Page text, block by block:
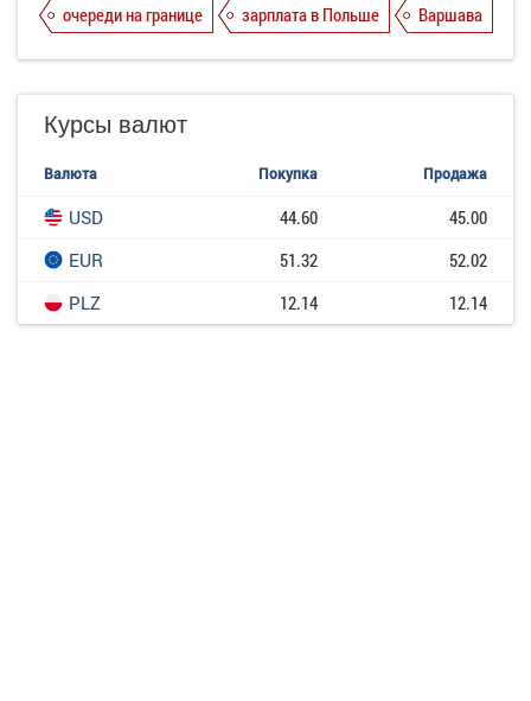
очереди на границе
зарплата в Польше Варшава
Курсы валют
Валюта Покупка Продажа
USD 44.60
45.00
EUR
51.32
52.02
PLZ
12.14 12.14